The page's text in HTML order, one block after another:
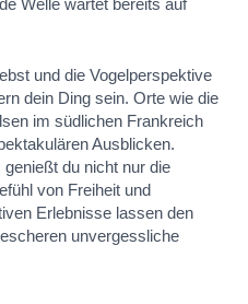
Welle wartet bereits auf
und die Vogelperspektive
dein Ding sein. Orte wie die
im südlichen Frankreich
Ausblicken.
du nicht nur die
von Freiheit und
Erlebnisse lassen den
unvergessliche